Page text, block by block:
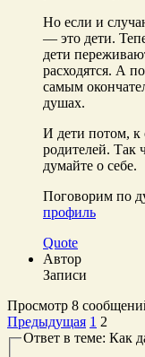
Но если и
— это дети.
дети
расходятся. А
самым
душах.
И дети потом, к
родителей. Так
думайте о себе.
Поговорим по
профиль
Quote
Автор
Записи
Просмотр 8
Предыдущая 1 2
Ответ в теме: Как